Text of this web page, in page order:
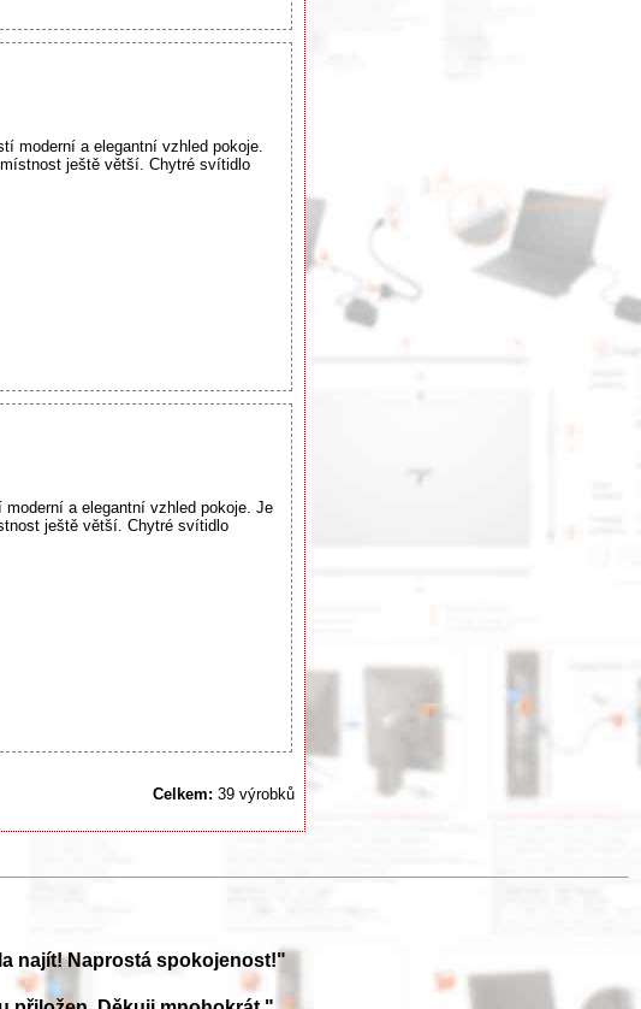
moderní a elegantní vzhled pokoje.
ještě větší. Chytré svítidlo
a elegantní vzhled pokoje. Je
ještě větší. Chytré svítidlo
Celkem: 39 výrobků
najít! Naprostá spokojenost!"